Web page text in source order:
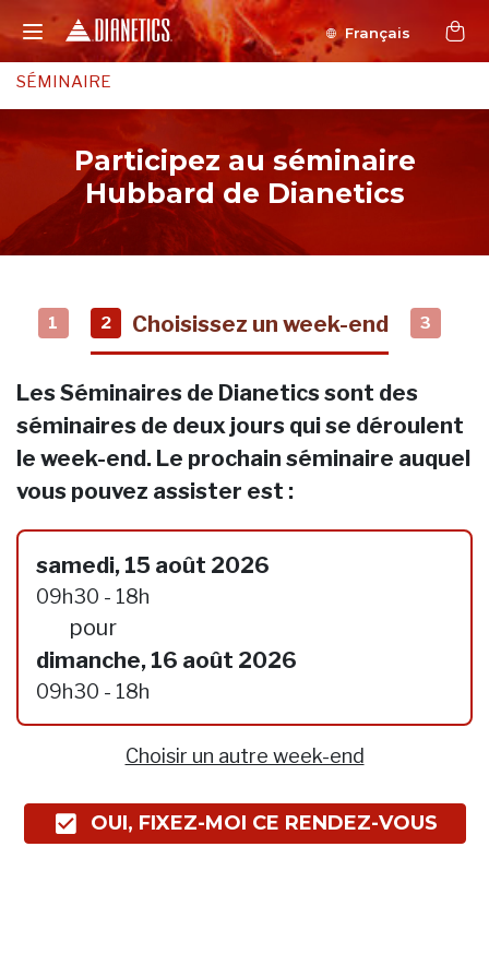
Français
SÉMINAIRE
Participez au séminaire
Hubbard de Dianetics
1 2 Choisissez un week-end 3
Les Séminaires de Dianetics sont des
séminaires de deux jours qui se déroulent
le week-end. Le prochain séminaire auquel
vous pouvez assister est :
samedi, 15 août 2026
09h30 - 18h
pour
dimanche, 16 août 2026
09h30 - 18h
Choisir un autre week-end
OUI, FIXEZ-MOI CE RENDEZ-VOUS